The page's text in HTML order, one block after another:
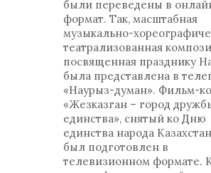
были переведены в
формат. Так, масштабная
музыкально-
театрализованная
посвященная празднику
была представлена в
«Наурыз-думан». Фильм-
«Жезказган – город
единства», снятый ко Дню
единства народа
был подготовлен в
телевизионном формате.